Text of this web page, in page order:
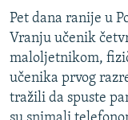
Pet dana ranije u
Vranju učenik
maloljetnikom,
učenika prvog
tražili da spuste